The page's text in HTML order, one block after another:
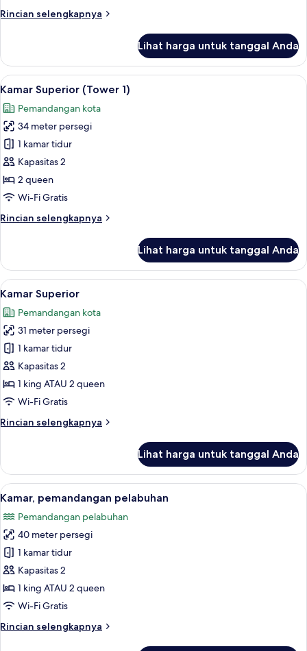
Rincian selengkapnya
Rincian
Kamar
Superior
(Tower
Lihat harga untuk tanggal Anda
Lihat
semua
foto
untuk
Kamar
Superior
(Tower
1)
Brankas, meja kerja, tirai kedap
1
Kamar Superior (Tower 1)
Pemandangan kota
34 meter persegi
1 kamar tidur
Kapasitas 2
2 queen
Wi-Fi Gratis
Rincian selengkapnya
Rincian
Kamar
Superior
(Tower
Lihat harga untuk tanggal Anda
Lihat
semua
foto
untuk
Kamar
Superior
Brankas, meja kerja, tirai kedap
1
Kamar Superior
Pemandangan kota
31 meter persegi
1 kamar tidur
Kapasitas 2
1 king ATAU 2 queen
Wi-Fi Gratis
Rincian selengkapnya
Rincian
Kamar
Superior
Lihat harga untuk tanggal Anda
Lihat
semua
foto
untuk
Kamar,
pemandangan
pelabuhan
Brankas, meja kerja, tirai kedap
2
Kamar, pemandangan pelabuhan
Pemandangan pelabuhan
40 meter persegi
1 kamar tidur
Kapasitas 2
1 king ATAU 2 queen
Wi-Fi Gratis
Rincian selengkapnya
Rincian